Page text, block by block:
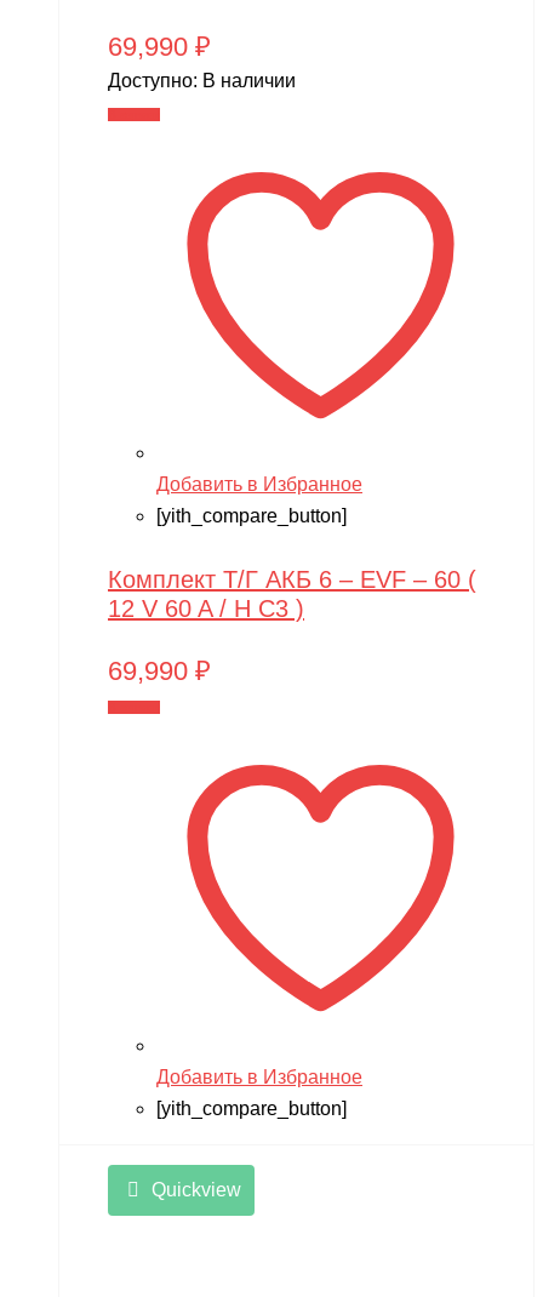
69,990 ₽
Доступно: В наличии
Добавить в Избранное
[yith_compare_button]
Комплект Т/Г АКБ 6 – EVF – 60 (
12 V 60 A / H C3 )
69,990 ₽
Добавить в Избранное
[yith_compare_button]
Quickview